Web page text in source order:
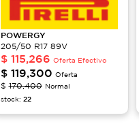
POWERGY
205/50 R17 89V
$ 115,266 Oferta Efectivo
$ 119,300 Oferta
$170,400 Normal
stock: 22